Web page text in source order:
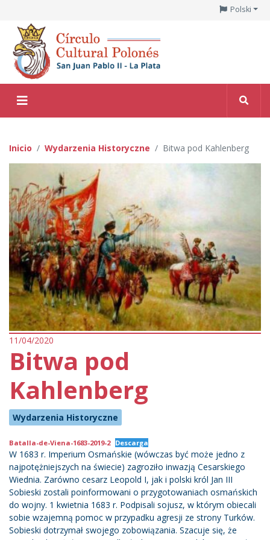
Polski
Inicio Wydarzenia Historyczne Bitwa pod Kahlenberg
11/04/2020
Bitwa pod
Kahlenberg
Wydarzenia Historyczne
Batalla-de-Viena-1683-2019-2 Descarga
W 1683 r. Imperium Osmańskie (wówczas być może jedno z
najpotężniejszych na świecie) zagroziło inwazją Cesarskiego
Wiednia. Zarówno cesarz Leopold I, jak i polski król Jan III
Sobieski zostali poinformowani o przygotowaniach osmańskich
do wojny. 1 kwietnia 1683 r. Podpisali sojusz, w którym obiecali
sobie wzajemną pomoc w przypadku agresji ze strony Turków.
Sobieski dotrzymał swojego zobowiązania. Szacuje się, że